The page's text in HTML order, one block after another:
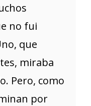
no fui
que
miraba
Pero, como
por